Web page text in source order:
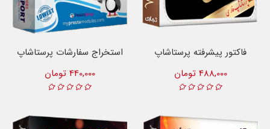
فاکتور پیشرفته پرستاشاپ
488,000 تومان
استخراج سفارشات پرستاشاپ
440,000 تومان